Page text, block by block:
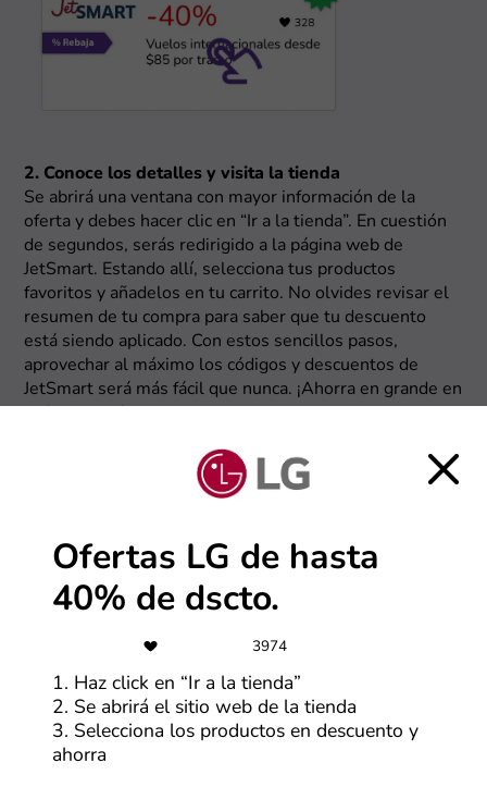
2. Conoce los detalles y visita la tienda
Se abrirá una ventana con mayor información de la
oferta y debes hacer clic en “Ir a la tienda”. En cuestión
de segundos, serás redirigido a la página web de
JetSmart. Estando allí, selecciona tus productos
favoritos y añadelos en tu carrito. No olvides revisar el
resumen de tu compra para saber que tu descuento
está siendo aplicado. Con estos sencillos pasos,
aprovechar al máximo los códigos y descuentos de
JetSmart será más fácil que nunca. ¡Ahorra en grande en
Ofertas LG de hasta
40% de dscto.
3974
1. Haz click en “Ir a la tienda”
2. Se abrirá el sitio web de la tienda
3. Selecciona los productos en descuento y
ahorra